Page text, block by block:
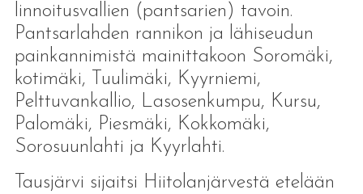
linnoitusvallien (pantsarien) tavoin.
Pantsarlahden rannikon ja lähiseudun
painkannimistä mainittakoon Soromäki,
kotimäki, Tuulimäki, Kyyrniemi,
Pelttuvankallio, Lasosenkumpu, Kursu,
Palomäki, Piesmäki, Kokkomäki,
Sorosuunlahti ja Kyyrlahti.
Tausjärvi sijaitsi Hiitolanjärvestä etelään